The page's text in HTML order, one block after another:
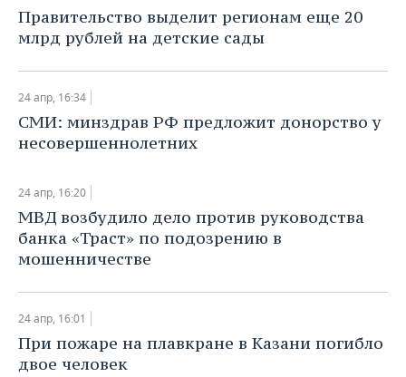
НЕФТЕХИМИЯ
НЕФТЬ
ОПК
ЭНЕРГЕТИКА
РОЗНИЧНАЯ ТОРГОВЛЯ
ТРАНСПОРТ
УСЛУГИ
НОВОСТИ ТЕХНОЛОГИЙ
IT
МЕДИА
МЕРОПРИЯТИЯ
НОВОСТИ МЕРОПРИЯТИЙ
ВЫЕЗДНАЯ РЕДАКЦИЯ
ONLINE-КОНФЕРЕНЦИИ
ОТКРЫТАЯ ЛЕКЦИЯ
СПОРТ
НОВОСТИ СПОРТА
ХОККЕЙ
БАСКЕТБОЛ
КИБЕРСПОРТ
ФИГУРНОЕ КАТАНИЕ
ОБЩЕСТВО
ВЛАСТЬ
ИНФРАСТРУКТУРА
КУЛЬТУРА
МЕДИЦИНА
СЮЖЕТЫ
СПРАВОЧНИК
СПИСОК КОМПАНИЙ
Правительство выделит регионам еще 20
млрд рублей на детские сады
24 апр, 16:34
СМИ: ​минздрав РФ предложит донорство у
несовершеннолетних
24 апр, 16:20
​МВД возбудило дело против руководства
банка «Траст» по подозрению в
мошенничестве
24 апр, 16:01
​При пожаре на плавкране в Казани погибло
двое человек